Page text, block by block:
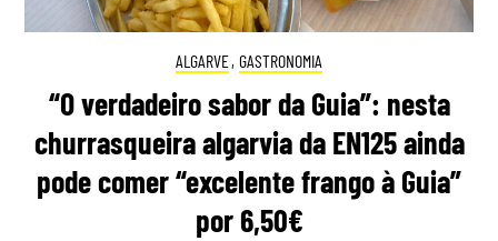
ALGARVE, GASTRONOMIA
“O verdadeiro sabor da Guia”: nesta
churrasqueira algarvia da EN125 ainda
pode comer “excelente frango à Guia”
por 6,50€